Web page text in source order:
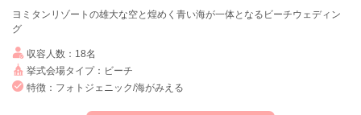
ヨミタンリゾートの雄大な空と煌めく青い海が一体となるビーチウェディン
グ
収容人数：18名
挙式会場タイプ：ビーチ
特徴：フォトジェニック/海がみえる